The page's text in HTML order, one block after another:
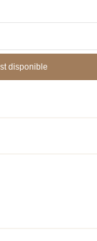
disponible